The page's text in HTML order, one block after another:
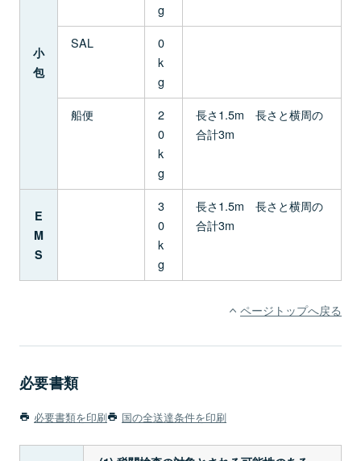
小
包
g
SAL
0
k
g
船便
2
0
k
g
長さ1.5m 長さと横周の
合計3m
E
M
S
3
0
k
g
長さ1.5m 長さと横周の
合計3m
ページトップへ戻る
必要書類
必要書類を印刷 国の全送達条件を印刷